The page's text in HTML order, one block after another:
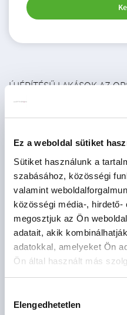
Ez a weboldal sütiket
Sütiket használunk a
szabásához, közösségi
valamint
közösségi média-,
megosztjuk az Ön
adatait, akik
adatokkal, amelyeket Ön
Ön által használt más
kiválasztása
Elengedhetetlen
ÚJÉPÍTÉSŰ LAKÁSOK AZ
Újépítésű eladó lakás - Alsóörs
Újépítésű eladó lakás - Aszófő
Újépítésű eladó lakás -
Újépítésű eladó lakás -
Újépítésű eladó lakás -
Újépítésű eladó lakás -
Újépítésű eladó lakás -
Újépítésű eladó lakás -